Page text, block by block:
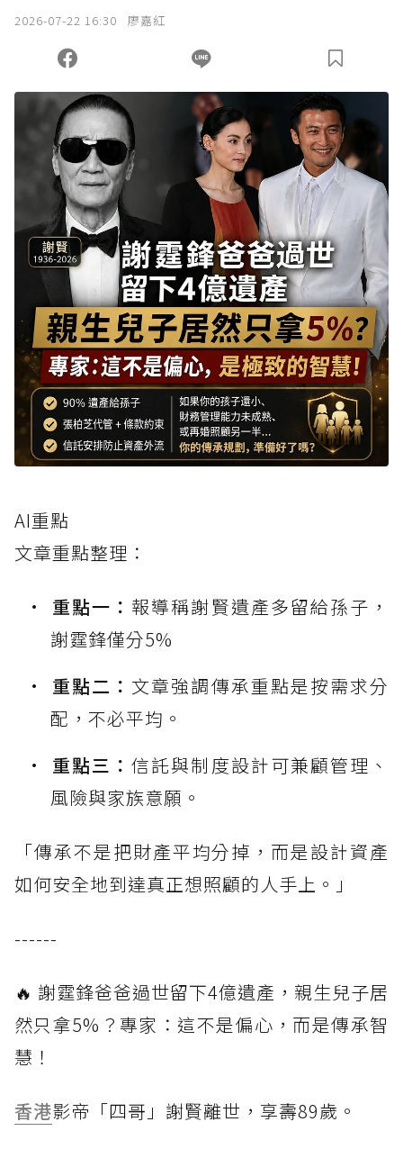
2026-07-22 16:30 廖嘉紅
AI重點
文章重點整理：
重點一： 報導稱謝賢遺產多留給孫子，
謝霆鋒僅分5%
重點二： 文章強調傳承重點是按需求分
配，不必平均。
重點三：信託與制度設計可兼顧管理、
風險與家族意願。
「傳承不是把財產平均分掉，而是設計資產
如何安全地到達真正想照顧的人手上。」
------
🔥 謝霆鋒爸爸過世留下4億遺產，親生兒子居
然只拿5%？專家：這不是偏心，而是傳承智
慧！
香港影帝「四哥」謝賢離世，享壽89歲。